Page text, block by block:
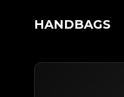
HANDBAGS